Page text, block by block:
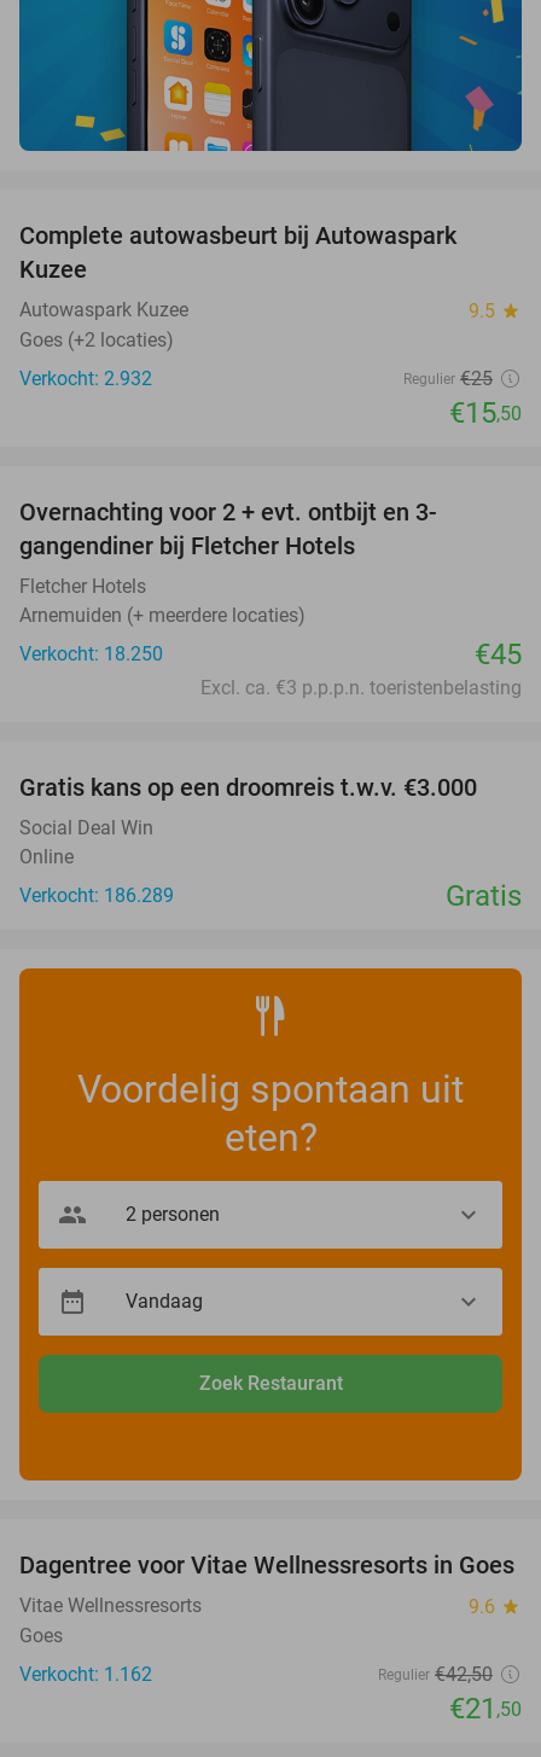
Complete autowasbeurt bij Autowaspark
Kuzee
Autowaspark Kuzee 9.5 star
Goes (+2 locaties)
Verkocht: 2.932
Regulier €25
€15,50
Overnachting voor 2 + evt. ontbijt en 3-
gangendiner bij Fletcher Hotels
Fletcher Hotels
Arnemuiden (+ meerdere locaties)
Verkocht: 18.250
€45
Excl. ca. €3 p.p.p.n. toeristenbelasting
Gratis kans op een droomreis t.w.v. €3.000
Social Deal Win
Online
Verkocht: 186.289
Gratis
Voordelig spontaan uit
eten?
Zoek Restaurant
49%
Dagentree voor Vitae Wellnessresorts in Goes
Vitae Wellnessresorts 9.6 star
Goes
Verkocht: 1.162
Regulier €42,50
€21 ,50